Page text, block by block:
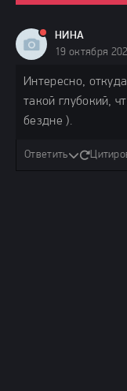
НИНА
19 октября
Интересно,
такой глубокий,
бездне ).
Ответить